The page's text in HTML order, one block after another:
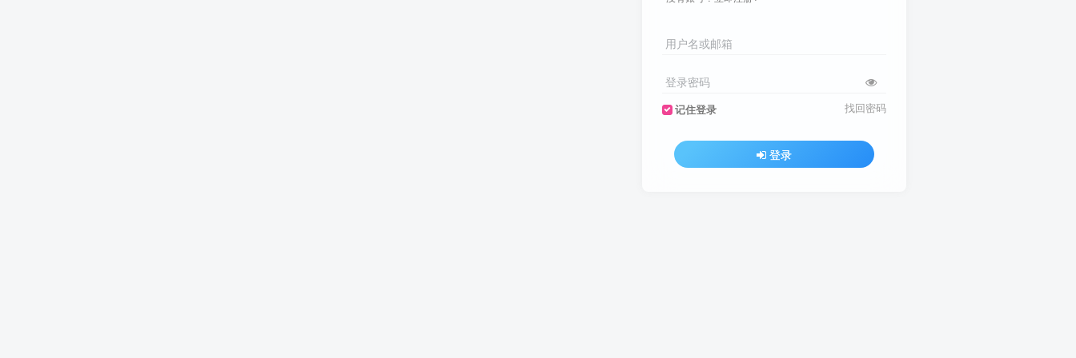
用户名或邮箱
登录密码
记住登录 找回密码
登录